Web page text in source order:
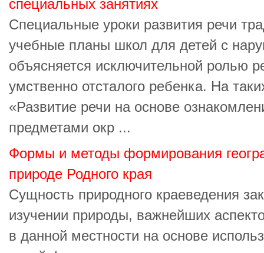
специальных занятиях
Специальные уроки развития речи
учебные планы школ для детей с
объясняется исключительной ролью
умственно отсталого ребенка. На
«Развитие речи на основе
предметами окр ...
Формы и методы формирования
природе Родного края
Сущность природного краеведения
изучении природы, важнейших
в данной местности на основе